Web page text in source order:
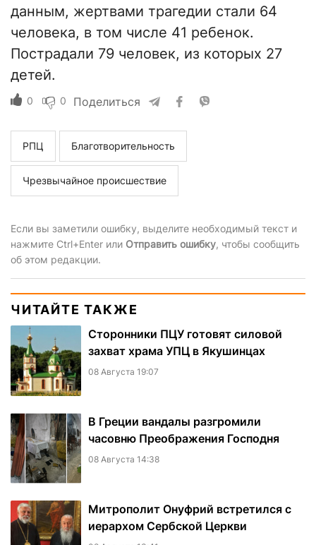
данным, жертвами трагедии стали 64
человека, в том числе 41 ребенок.
Пострадали 79 человек, из которых 27
детей.
0 0 Поделиться
РПЦ Благотворительность
Чрезвычайное происшествие
Если вы заметили ошибку, выделите необходимый текст и
нажмите Ctrl+Enter или Отправить ошибку, чтобы сообщить
об этом редакции.
ЧИТАЙТЕ ТАКЖЕ
Сторонники ПЦУ готовят силовой
захват храма УПЦ в Якушинцах
08 Августа 19:07
В Греции вандалы разгромили
часовню Преображения Господня
08 Августа 14:38
Митрополит Онуфрий встретился с
иерархом Сербской Церкви